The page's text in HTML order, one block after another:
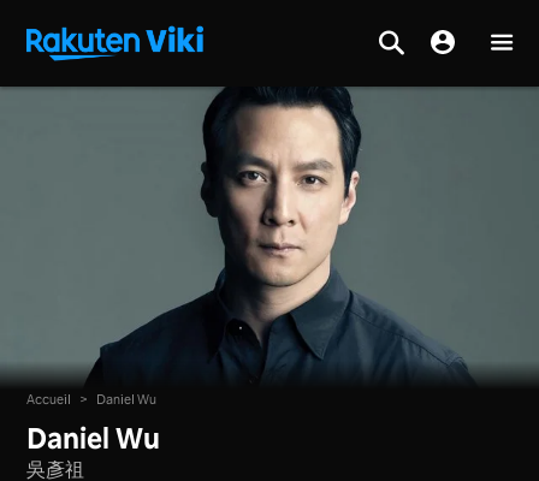
Accueil > Daniel Wu
Daniel Wu
吳彥祖